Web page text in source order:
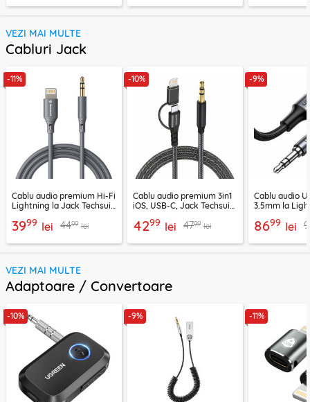
VEZI MAI MULTE
Cabluri Jack
-11%
Cablu audio premium Hi-Fi
Lightning la Jack Techsuit
3999 lei 4499 lei
-10%
Cablu audio premium 3in1
iOS, USB-C, Jack Techsuit
4299 lei 4799 lei
-9%
Cablu audio
3.5mm la
negru, 70509
8699 lei
VEZI MAI MULTE
Adaptoare / Convertoare
-10% -9% -11%